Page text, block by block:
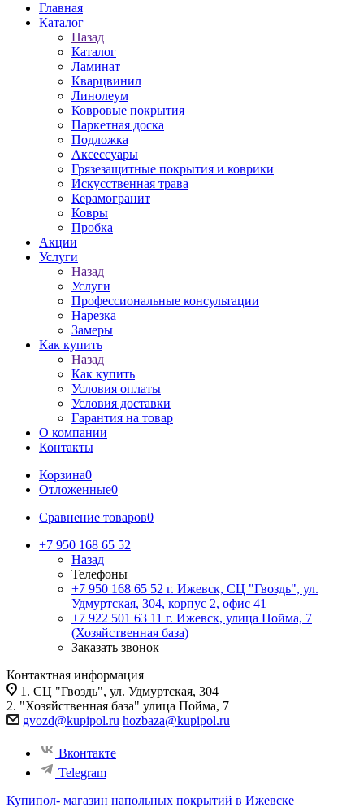
Главная
Каталог
Назад
Каталог
Ламинат
Кварцвинил
Линолеум
Ковровые покрытия
Паркетная доска
Подложка
Аксессуары
Грязезащитные покрытия и коврики
Искусственная трава
Керамогранит
Ковры
Пробка
Акции
Услуги
Назад
Услуги
Профессиональные консультации
Нарезка
Замеры
Как купить
Назад
Как купить
Условия оплаты
Условия доставки
Гарантия на товар
О компании
Контакты
Корзина0
Отложенные0
Сравнение товаров0
+7 950 168 65 52
Назад
Телефоны
+7 950 168 65 52 г. Ижевск, СЦ "Гвоздь", ул.
Удмуртская, 304, корпус 2, офис 41
+7 922 501 63 11 г. Ижевск, улица Пойма, 7
(Хозяйственная база)
Заказать звонок
Контактная информация
1. СЦ "Гвоздь", ул. Удмуртская, 304
2. "Хозяйственная база" улица Пойма, 7
gvozd@kupipol.ru hozbaza@kupipol.ru
Вконтакте
Telegram
Купипол- магазин напольных покрытий в Ижевске